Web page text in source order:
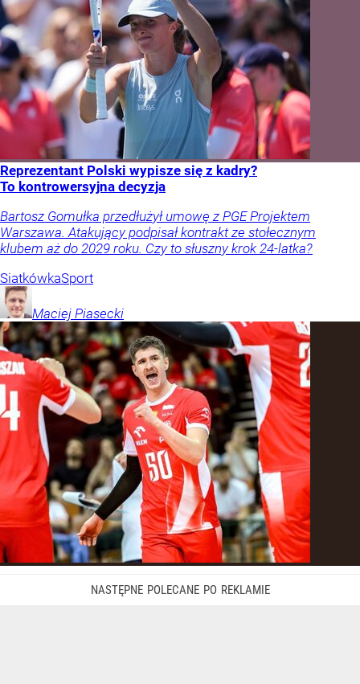
Reprezentant Polski wypisze się z kadry?
To kontrowersyjna decyzja
Bartosz Gomułka przedłużył umowę z PGE Projektem
Warszawa. Atakujący podpisał kontrakt ze stołecznym
klubem aż do 2029 roku. Czy to słuszny krok 24-latka?
SiatkówkaSport
Maciej Piasecki